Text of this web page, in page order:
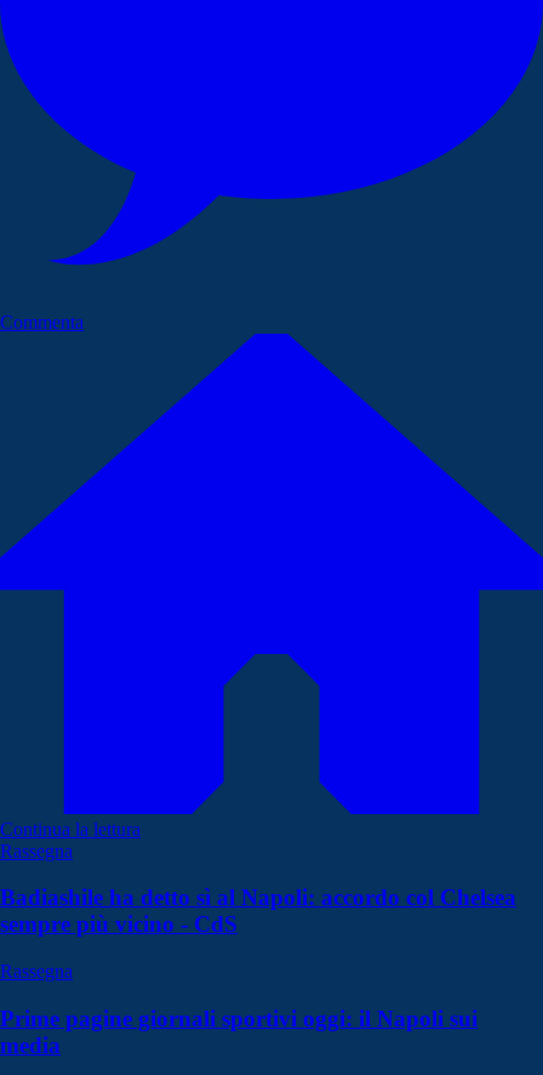
Commenta
Continua la lettura
Rassegna
Badiashile ha detto sì al Napoli: accordo col Chelsea
sempre più vicino - CdS
Rassegna
Prime pagine giornali sportivi oggi: il Napoli sui
media